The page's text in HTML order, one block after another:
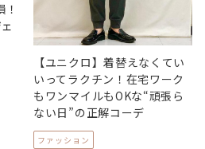
【ユニクロ】着替えなくてい
いってラクチン！在宅ワーク
もワンマイルもOKな“頑張ら
ない日”の正解コーデ
ファッション